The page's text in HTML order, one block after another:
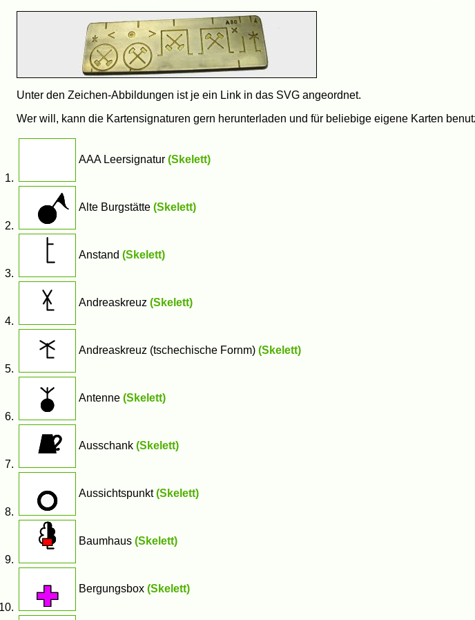
Unter den Zeichen-Abbildungen ist je ein Link in das SVG angeordnet.
Wer will, kann die Kartensignaturen gern herunterladen und für beliebige eigene Karten
AAA Leersignatur (Skelett)
Alte Burgstätte (Skelett)
Anstand (Skelett)
Andreaskreuz (Skelett)
Andreaskreuz (tschechische Fornm) (Skelett)
Antenne (Skelett)
Ausschank (Skelett)
Aussichtspunkt(Skelett)
Baumhaus (Skelett)
Bergungsbox (Skelett)